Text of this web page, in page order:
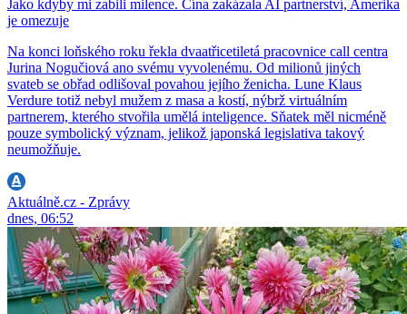
Jako kdyby mi zabili milence. Čína zakázala AI partnerství, Amerika
je omezuje
Na konci loňského roku řekla dvaatřicetiletá pracovnice call centra
Jurina Nogučiová ano svému vyvolenému. Od milionů jiných
svateb se obřad odlišoval povahou jejího ženicha. Lune Klaus
Verdure totiž nebyl mužem z masa a kostí, nýbrž virtuálním
partnerem, kterého stvořila umělá inteligence. Sňatek měl nicméně
pouze symbolický význam, jelikož japonská legislativa takový
neumožňuje.
Aktuálně.cz - Zprávy
dnes, 06:52